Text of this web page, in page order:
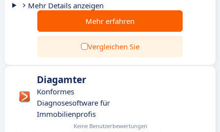
Mehr Details anzeigen
Mehr erfahren
Vergleichen Sie
Diagamter
Konformes
Diagnosesoftware für
Immobilienprofis
Keine Benutzerbewertungen